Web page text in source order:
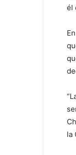
él
la